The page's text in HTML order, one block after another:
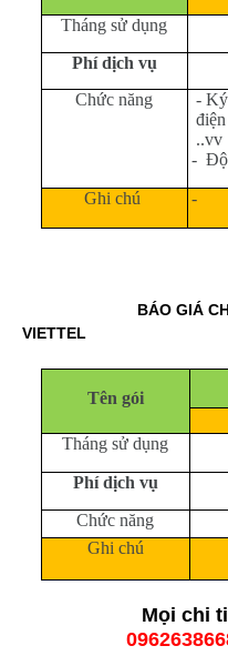
Tháng sử dụng
Phí dịch vụ
Chức năng
- Ký
..vv
- Độ
Ghi chú - Giá
BÁO GIÁ CHỮ KÝ
VIETTEL
Tên gói
Tháng sử dụng
Phí dịch vụ
Chức năng
Ghi chú
Mọi chi